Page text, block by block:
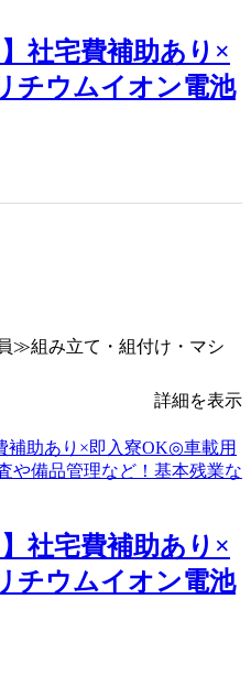
社宅費補助あり×
チウムイオン電池
≫組み立て・組付け・マシ
詳細を表示
社宅費補助あり×
チウムイオン電池